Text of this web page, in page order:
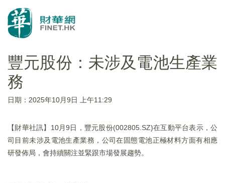
豐元股份：未涉及電池生產業
務
日期：2025年10月9日 上午11:29
【財華社訊】10月9日，豐元股份(002805.SZ)在互動平台表示，公
司目前未涉及電池生產業務，公司在固態電池正極材料方面有相應
研發佈局，會持續關注並緊跟市場發展趨勢。